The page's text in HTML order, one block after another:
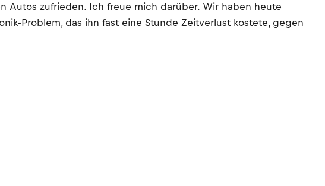
Autos zufrieden. Ich freue mich darüber. Wir haben heute
Problem, das ihn fast eine Stunde Zeitverlust kostete, gegen